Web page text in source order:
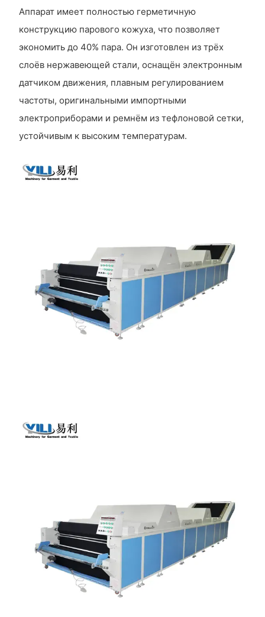
Аппарат имеет полностью герметичную
конструкцию парового кожуха, что позволяет
экономить до 40% пара. Он изготовлен из трёх
слоёв нержавеющей стали, оснащён электронным
датчиком движения, плавным регулированием
частоты, оригинальными импортными
электроприборами и ремнём из тефлоновой сетки,
устойчивым к высоким температурам.